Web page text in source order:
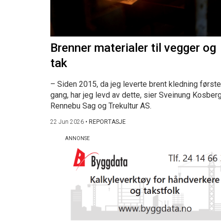
Brenner materialer til vegger og
tak
– Siden 2015, da jeg leverte brent kledning første
gang, har jeg levd av dette, sier Sveinung
Rennebu Sag og Trekultur AS.
22 Jun 2026 • REPORTASJE